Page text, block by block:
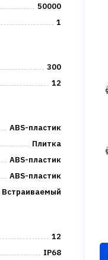
50000
1
300
12
ABS-пластик
Плитка
ABS-пластик
ABS-пластик
Встраиваемый
12
IP68